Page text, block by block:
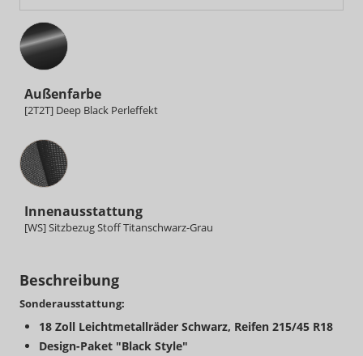
Außenfarbe
[2T2T] Deep Black Perleffekt
Innenausstattung
Innenausstattung
[WS] Sitzbezug Stoff Titanschwarz-Grau
Beschreibung
Sonderausstattung:
18 Zoll Leichtmetallräder Schwarz, Reifen 215/45 R18
Design-Paket "Black Style"